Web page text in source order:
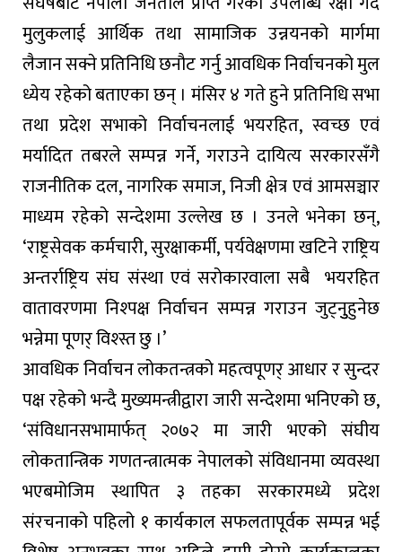
मुलुकलाई आर्थिक तथा सामाजिक उन्नयनको मार्गमा
लैजान सक्ने प्रतिनिधि छनौट गर्नु आवधिक निर्वाचनको मुल
ध्येय रहेको बताएका छन् । मंसिर ४ गते हुने प्रतिनिधि सभा
तथा प्रदेश सभाको निर्वाचनलाई भयरहित, स्वच्छ एवं
मर्यादित तबरले सम्पन्न गर्ने, गराउने दायित्य सरकारसँगै
राजनीतिक दल, नागरिक समाज, निजी क्षेत्र एवं आमसञ्चार
माध्यम रहेको सन्देशमा उल्लेख छ । उनले भनेका छन्,
‘राष्ट्रसेवक कर्मचारी, सुरक्षाकर्मी, पर्यवेक्षणमा खटिने राष्ट्रिय
अन्तर्राष्ट्रिय संघ संस्था एवं सरोकारवाला सबै भयरहित
वातावरणमा निश्पक्ष निर्वाचन सम्पन्न गराउन जुट्नुुहुनेछ
भन्नेमा पूणर् विश्स्त छु ।’
आवधिक निर्वाचन लोकतन्त्रको महत्वपूणर् आधार र सुन्दर
पक्ष रहेको भन्दै मुख्यमन्त्रीद्वारा जारी सन्देशमा भनिएको छ,
‘संविधानसभामार्फत् २०७२ मा जारी भएको संघीय
लोकतान्त्रिक गणतन्त्रात्मक नेपालको संविधानमा व्यवस्था
भएबमोजिम स्थापित ३ तहका सरकारमध्ये प्रदेश
संरचनाको पहिलो १ कार्यकाल सफलतापूर्वक सम्पन्न भई